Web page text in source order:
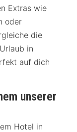
Extras wie
oder
die
in
auf dich
unserer
Hotel in